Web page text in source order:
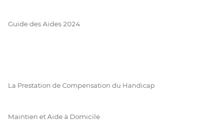
Guide des Aides 2024
La Prestation de Compensation du Handicap
Maintien et Aide à Domicile